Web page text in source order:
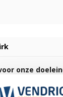
onze
en afvoeren van